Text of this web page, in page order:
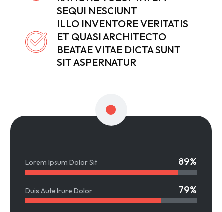
SEQUI NESCIUNT
ILLO INVENTORE VERITATIS
ET QUASI ARCHITECTO
BEATAE VITAE DICTA SUNT
SIT ASPERNATUR
Lorem Ipsum Dolor Sit 89%
Duis Aute Irure Dolor 79%